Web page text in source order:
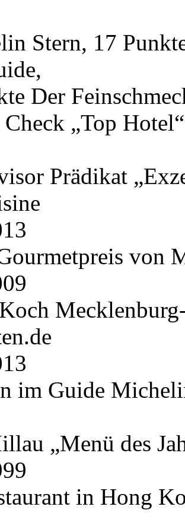
Kochen mit dem Blick für
Frische und
sind.
Potpourri professioneller Rezepte.
Liebhaber der einfachen und
Küche. Nachkochbar, aber
Küche fällt
Interviews,
in Print- und
Stern, 17
Der
„Top
Prädikat
von
im Guide
„Menü des
in Hong